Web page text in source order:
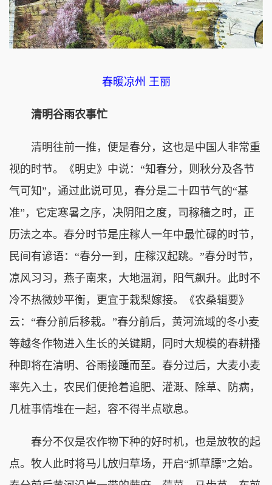
春暖凉州 王丽
清明谷雨农事忙
清明往前一推，便是春分，这也是中国人非常重
视的时节。《明史》中说：“知春分，则秋分及各节
气可知”，通过此说可见，春分是二十四节气的“基
准”，它定寒暑之序，决阴阳之度，司稼穑之时，正
历法之本。春分时节是庄稼人一年中最忙碌的时节，
民间有谚语：“春分一到，庄稼汉起跳。”春分时节，
凉风习习，燕子南来，大地温润，阳气飙升。此时不
冷不热微妙平衡，更宜于栽梨嫁接。《农桑辑要》
云：“春分前后移栽。”春分前后，黄河流域的冬小麦
等越冬作物进入生长的关键期，同时大规模的春耕播
种即将在清明、谷雨接踵而至。春分过后，大麦小麦
率先入土，农民们便抢着追肥、灌溉、除草、防病，
几桩事情堆在一起，容不得半点歇息。
春分不仅是农作物下种的好时机，也是放牧的起
点。牧人此时将马儿放归草场，开启“抓草膘”之始。